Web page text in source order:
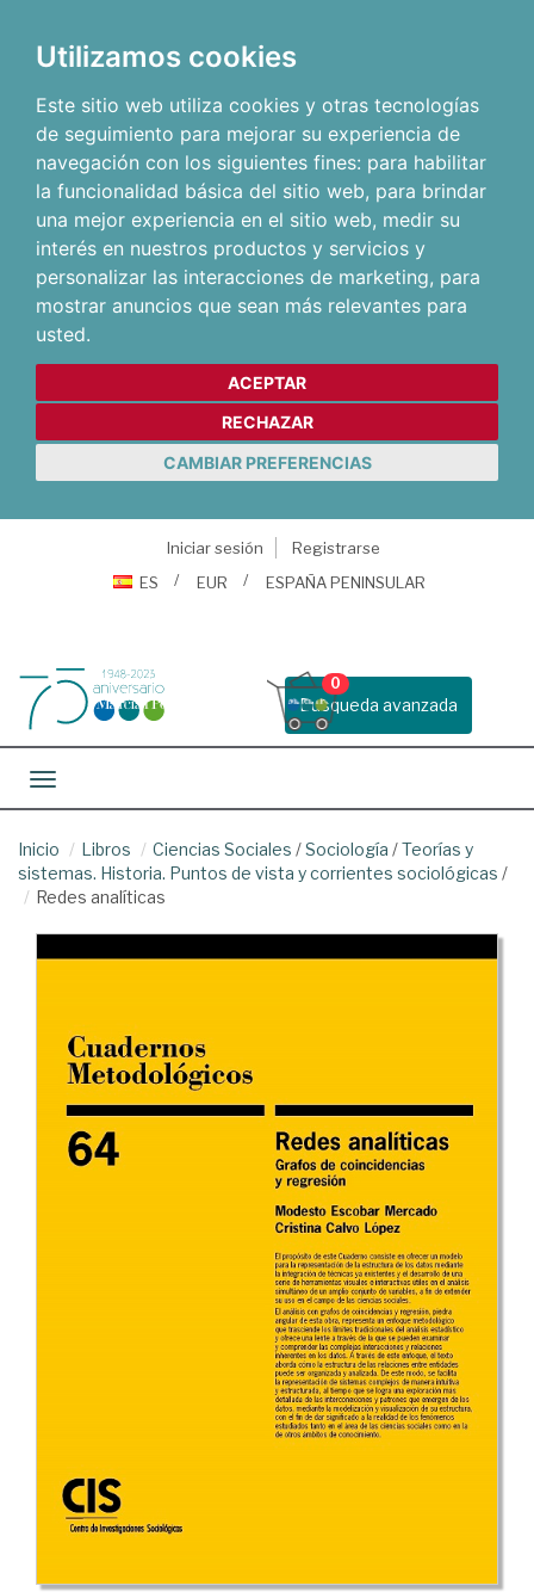
Utilizamos cookies
Este sitio web utiliza cookies y otras tecnologías
de seguimiento para mejorar su experiencia de
navegación con los siguientes fines: para habilitar
la funcionalidad básica del sitio web, para brindar
una mejor experiencia en el sitio web, medir su
interés en nuestros productos y servicios y
personalizar las interacciones de marketing, para
mostrar anuncios que sean más relevantes para
usted.
ACEPTAR
RECHAZAR
CAMBIAR PREFERENCIAS
Iniciar sesión
Registrarse
ES
EUR ESPAÑA PENINSULAR
Busqueda avanzada
0
Toggle navigation
Inicio Libros Ciencias Sociales /Sociología /Teorías y
sistemas. Historia. Puntos de vista y corrientes sociológicas /
Redes analíticas